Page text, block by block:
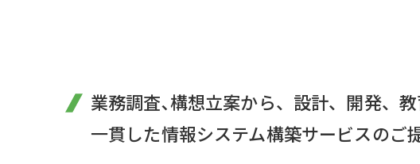
業務調査､構想立案から、設計、開発、
一貫した情報システム構築サービスのご